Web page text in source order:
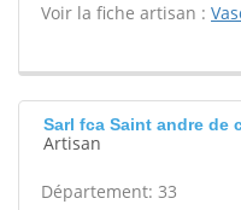
Voir la fiche artisan :
Sarl fca Saint andre de
Artisan
Département: 33